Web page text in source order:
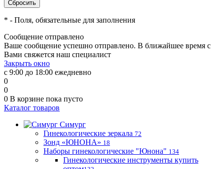
* - Поля, обязательные для заполнения
Сообщение отправлено
Ваше сообщение успешно отправлено. В ближайшее время с
Вами свяжется наш специалист
Закрыть окно
с 9:00 до 18:00 ежедневно
0
0
0 В корзине пока пусто
Каталог товаров
Симург
Гинекологические зеркала 72
Зонд «ЮНОНА» 18
Наборы гинекологические "Юнона" 134
Гинекологические инструменты купить